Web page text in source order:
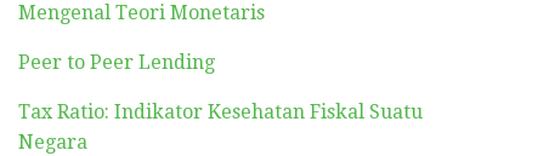
Mengenal Teori Monetaris
Peer to Peer Lending
Tax Ratio: Indikator Kesehatan Fiskal Suatu
Negara